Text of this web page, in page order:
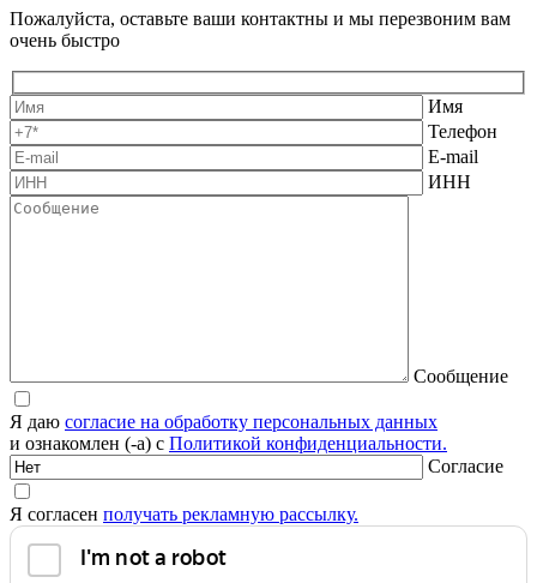
Пожалуйста, оставьте ваши контактны и мы перезвоним вам
очень быстро
Имя
Телефон
E-mail
ИНН
Сообщение
Я даю согласие на обработку персональных данных
и ознакомлен (-а) с Политикой конфиденциальности.
Согласие
Я согласен получать рекламную рассылку.